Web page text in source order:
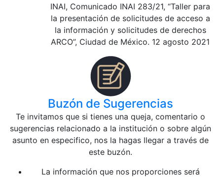
INAI, Comunicado INAI 283/21, “Taller para
la presentación de solicitudes de acceso a
la información y solicitudes de derechos
ARCO”, Ciudad de México. 12 agosto 2021
Buzón de Sugerencias
Te invitamos que si tienes una queja, comentario o
sugerencias relacionado a la institución o sobre algún
asunto en especifico, nos la hagas llegar a través de
este buzón.
La información que nos proporciones será